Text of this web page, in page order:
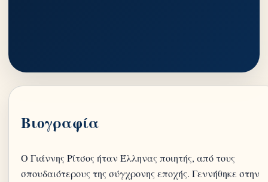
Βιογραφία
Ο Γιάννης Ρίτσος ήταν Έλληνας ποιητής, από τους
σπουδαιότερους της σύγχρονης εποχής. Γεννήθηκε στην